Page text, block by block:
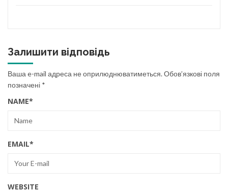
Залишити відповідь
Ваша e-mail адреса не оприлюднюватиметься.Обов’язкові поля
позначені *
NAME*
EMAIL*
WEBSITE